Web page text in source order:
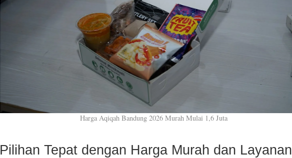
Harga Aqiqah Bandung 2026 Murah Mulai 1,6 Juta
Pilihan Tepat dengan Harga Murah dan Layanan